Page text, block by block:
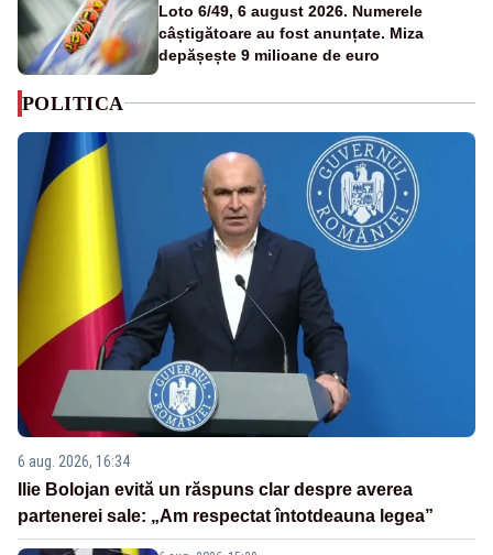
Loto 6/49, 6 august 2026. Numerele
câștigătoare au fost anunțate. Miza
depășește 9 milioane de euro
POLITICA
6 aug. 2026, 16:34
Ilie Bolojan evită un răspuns clar despre averea
partenerei sale: „Am respectat întotdeauna legea”